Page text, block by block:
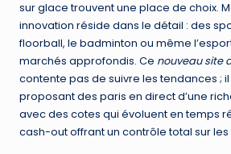
sur glace trouvent une place de choix.
innovation réside dans le détail : des
floorball, le badminton ou même
marchés approfondis. Ce nouveau site
contente pas de suivre les tendances ;
proposant des paris en direct d’une
avec des cotes qui évoluent en temps
cash-out offrant un contrôle total sur